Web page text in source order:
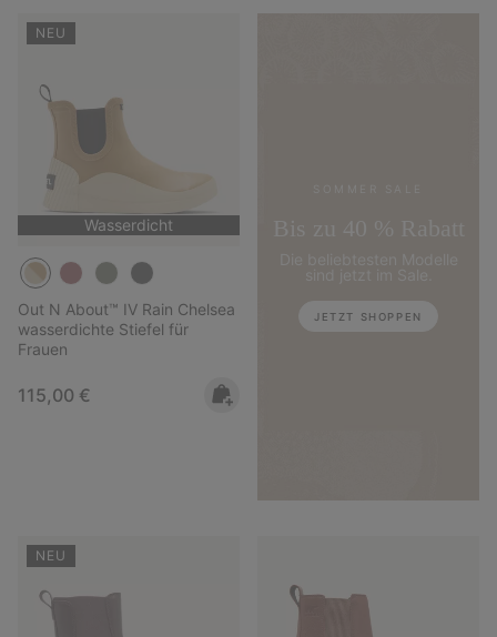
NEU
Wasserdicht
Out N About™ IV Rain Chelsea
wasserdichte Stiefel für
Frauen
Regular price:
115,00 €
JETZT SHOPPEN
NEU